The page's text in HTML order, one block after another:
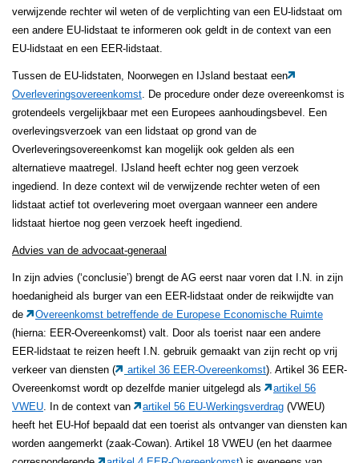
verwijzende rechter wil weten of de verplichting van een EU-lidstaat om
een andere EU-lidstaat te informeren ook geldt in de context van een
EU-lidstaat en een EER-lidstaat.
Tussen de EU-lidstaten, Noorwegen en IJsland bestaat een
Overleveringsovereenkomst . De procedure onder deze overeenkomst is
grotendeels vergelijkbaar met een Europees aanhoudingsbevel. Een
overlevingsverzoek van een lidstaat op grond van de
Overleveringsovereenkomst kan mogelijk ook gelden als een
alternatieve maatregel. IJsland heeft echter nog geen verzoek
ingediend. In deze context wil de verwijzende rechter weten of een
lidstaat actief tot overlevering moet overgaan wanneer een andere
lidstaat hiertoe nog geen verzoek heeft ingediend.
Advies van de advocaat-generaal
In zijn advies (‘conclusie’) brengt de AG eerst naar voren dat I.N. in zijn
hoedanigheid als burger van een EER-lidstaat onder de reikwijdte van
de
Overeenkomst betreffende de Europese Economische Ruimte
(hierna: EER-Overeenkomst) valt. Door als toerist naar een andere
EER-lidstaat te reizen heeft I.N. gebruik gemaakt van zijn recht op vrij
verkeer van diensten (
artikel 36 EER-Overeenkomst). Artikel 36 EER-
Overeenkomst wordt op dezelfde manier uitgelegd als
artikel 56
VWEU . In de context van artikel 56 EU-Werkingsverdrag (VWEU)
heeft het EU-Hof bepaald dat een toerist als ontvanger van diensten kan
worden aangemerkt (zaak-Cowan). Artikel 18 VWEU (en het daarmee